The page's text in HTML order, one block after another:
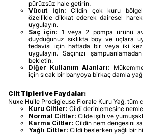
pürüzsüz hale getirin.
Vücut için: Cildin çok kuru
özellikle dikkat ederek dairesel
uygulayın.
Saç için: 1 veya 2 pompa ürünü
duyduğunuz sıklıkta boy ve uçlara
tedavisi için haftada bir veya iki
uygulayın. Saçınızı
bekletin.
Diğer Kullanım Alanları:
için sıcak bir banyoya birkaç damla
Cilt Tipleri ve Faydalar:
Nuxe Huile Prodigieuse Florale Kuru Yağ, tüm
Kuru Ciltler: Cildi derinlemesine
Normal Ciltler: Cilde ışıltı ve
Karma Ciltler: Cildin nem dengesini
Yağlı Ciltler: Cildi beslerken yağlı bir